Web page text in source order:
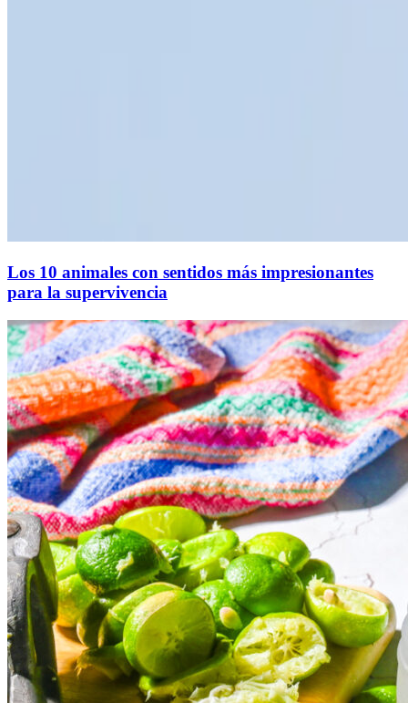
Los 10 animales con sentidos más impresionantes
para la supervivencia